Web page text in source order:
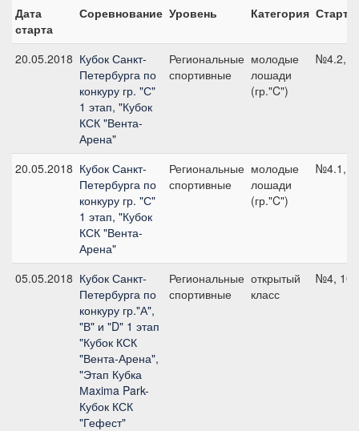
Дата
старта
Соревнование Уровень Категория Старт
20.05.2018 Кубок Санкт-
Петербурга по
конкуру гр. "С"
1 этап, "Кубок
КСК "Вента-
Арена"
Региональные
спортивные
молодые
лошади
(гр."C")
№4.2,
20.05.2018 Кубок Санкт-
Петербурга по
конкуру гр. "С"
1 этап, "Кубок
КСК "Вента-
Арена"
Региональные
спортивные
молодые
лошади
(гр."C")
№4.1,
05.05.2018 Кубок Санкт-
Петербурга по
конкуру гр."А",
"В" и "D" 1 этап
"Кубок КСК
"Вента-Арена",
"Этап Кубка
Мaxima Park-
Кубок КСК
"Гефест"
Региональные
спортивные
открытый
класс
№4,